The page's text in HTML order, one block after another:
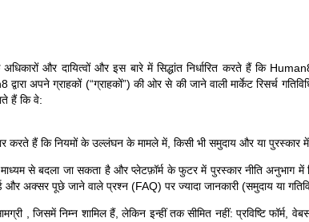
अधिकारों और दायित्वों और इस बारे में सिद्धांत निर्धारित करते हैं कि
अपने ग्राहकों (“ग्राहकों”) की ओर से की जाने वाली मार्केट रिसर्च
हैं कि वे:
करते हैं कि नियमों के उल्लंघन के मामले में, किसी भी समुदाय और या पुरस्कार में
माध्यम से बदला जा सकता है और प्लेटफ़ॉर्म के फुटर में पुरस्कार नीति
और अक्सर पूछे जाने वाले प्रश्न (FAQ) पर ज्यादा जानकारी (समुदाय या
, जिसमें निम्न शामिल हैं, लेकिन इन्हीं तक सीमित नहीं: प्रविष्टि फॉर्म,